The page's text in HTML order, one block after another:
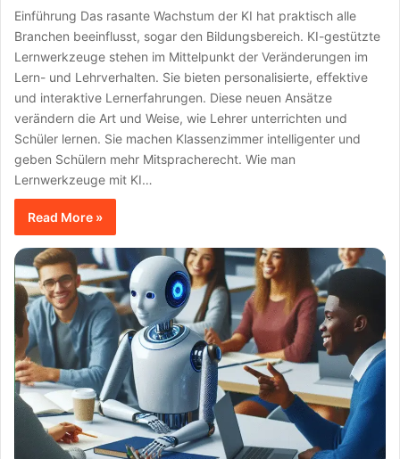
Einführung Das rasante Wachstum der KI hat praktisch alle
Branchen beeinflusst, sogar den Bildungsbereich. KI-gestützte
Lernwerkzeuge stehen im Mittelpunkt der Veränderungen im
Lern- und Lehrverhalten. Sie bieten personalisierte, effektive
und interaktive Lernerfahrungen. Diese neuen Ansätze
verändern die Art und Weise, wie Lehrer unterrichten und
Schüler lernen. Sie machen Klassenzimmer intelligenter und
geben Schülern mehr Mitspracherecht. Wie man
Lernwerkzeuge mit KI…
Read More »